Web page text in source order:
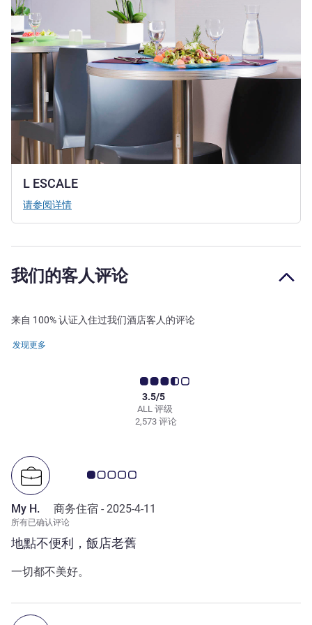
L ESCALE
请参阅详情
我们的客人评论
来自 100% 认证入住过我们酒店客人的评论
发现更多
ALL 评级
3.5/5
2,573 评论
地點不便利，飯店老舊
客户意见评级 1.0/5
My H. 商务住宿 - 2025-4-11
所有已确认评论
一切都不美好。